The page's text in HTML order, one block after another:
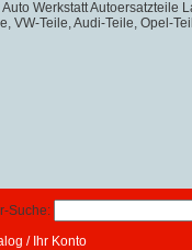
Suche:
/ Ihr Konto